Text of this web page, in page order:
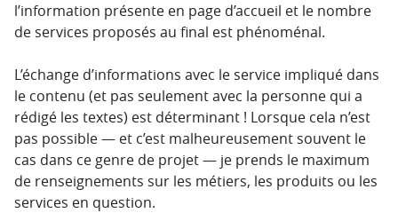
l’information présente en page d’accueil et le nombre
de services proposés au final est phénoménal.
L’échange d’informations avec le service impliqué dans
le contenu (et pas seulement avec la personne qui a
rédigé les textes) est déterminant ! Lorsque cela n’est
pas possible — et c’est malheureusement souvent le
cas dans ce genre de projet — je prends le maximum
de renseignements sur les métiers, les produits ou les
services en question.